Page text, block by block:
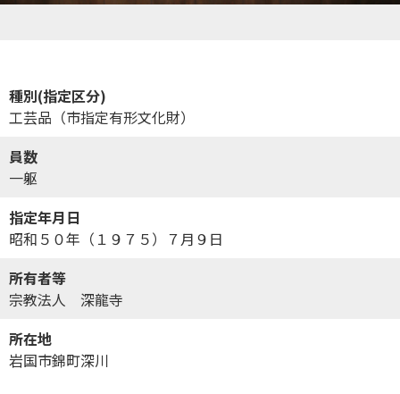
種別(指定区分)
工芸品（市指定有形文化財）
員数
一躯
指定年月日
昭和５０年（１９７５）７月９日
所有者等
宗教法人 深龍寺
所在地
岩国市錦町深川